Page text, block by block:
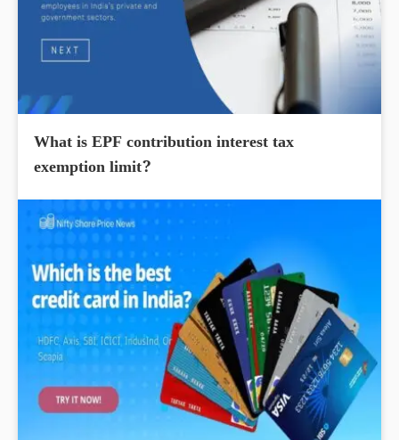
What is EPF contribution interest tax
exemption limit?